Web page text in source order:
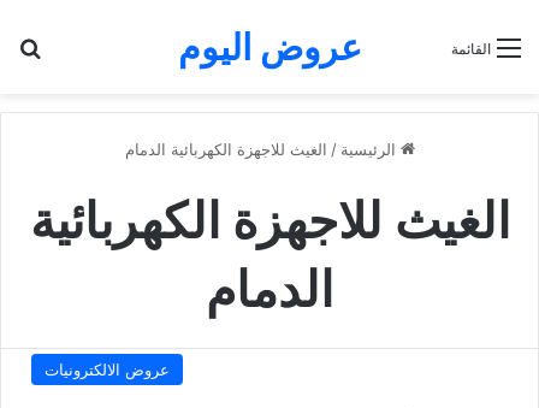
عروض اليوم القائمة
الرئيسية / الغيث للاجهزة الكهربائية الدمام
الغيث للاجهزة الكهربائية
الدمام
عروض الالكترونيات